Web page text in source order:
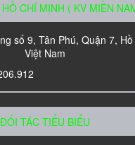
PC-648R
CHÍ MỊNH ( KV MIỀN
số 9, Tân Phú, Quận 7,
Việt Nam
ĐỐI TÁC TIỂU BIỂU